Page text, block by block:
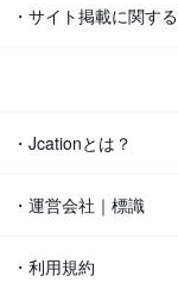
・サイト掲載に関す
・Jcationとは？
・運営会社｜標識
・利用規約